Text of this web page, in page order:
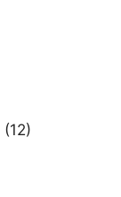
(12)